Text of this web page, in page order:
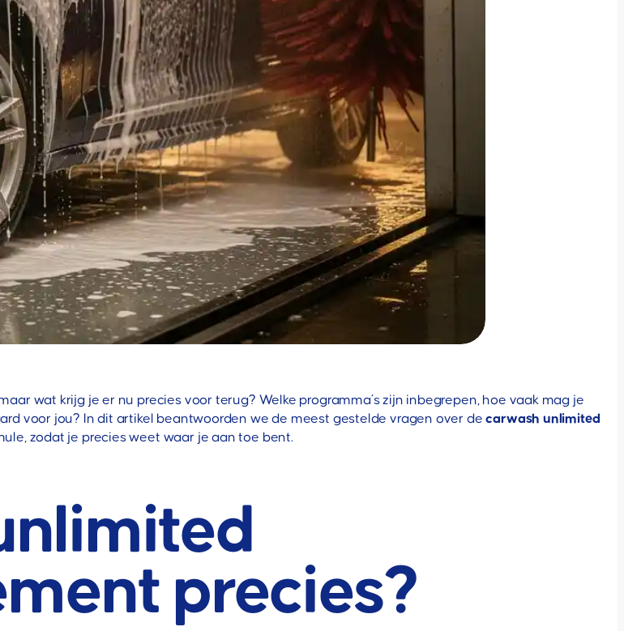
wat krijg je er nu precies voor terug? Welke programma’s zijn inbegrepen, hoe vaak mag je
voor jou? In dit artikel beantwoorden we de meest gestelde vragen over decarwash unlimited
zodat je precies weet waar je aan toe bent.
precies?